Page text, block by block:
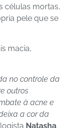
células mortas,
pele que se
macia,
no controle da
outros
à acne e
a cor da
Natasha